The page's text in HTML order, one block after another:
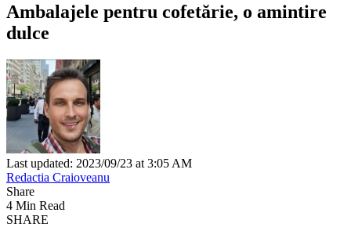
Ambalajele pentru cofetărie, o amintire
dulce
Last updated: 2023/09/23 at 3:05 AM
Redactia Craioveanu
Share
4 Min Read
SHARE